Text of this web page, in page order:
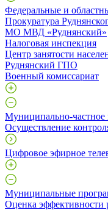
Федеральные и
Прокуратура
МО МВД «Руднянский»
Налоговая инспекция
Центр занятости
Руднянский ГПО
Военный комиссариат
Муниципально-частное
Осуществление
Цифровое эфирное
Муниципальные
Оценка эффективности